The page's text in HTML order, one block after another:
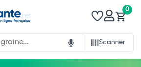
Scanner
0